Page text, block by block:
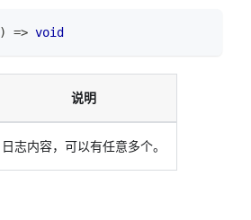
) => void
说明
日志内容，可以有任意多个。